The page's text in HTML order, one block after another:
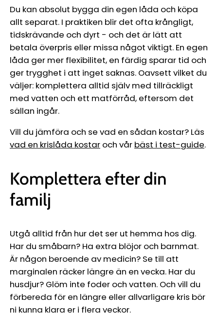
Du kan absolut bygga din egen låda och köpa
allt separat. I praktiken blir det ofta krångligt,
tidskrävande och dyrt - och det är lätt att
betala överpris eller missa något viktigt. En egen
låda ger mer flexibilitet, en färdig sparar tid och
ger trygghet i att inget saknas. Oavsett vilket du
väljer: komplettera alltid själv med tillräckligt
med vatten och ett matförråd, eftersom det
sällan ingår.
Vill du jämföra och se vad en sådan kostar? Läs
vad en krislåda kostar och vår bäst i test-guide.
Komplettera efter din
familj
Utgå alltid från hur det ser ut hemma hos dig.
Har du småbarn? Ha extra blöjor och barnmat.
Är någon beroende av medicin? Se till att
marginalen räcker längre än en vecka. Har du
husdjur? Glöm inte foder och vatten. Och vill du
förbereda för en längre eller allvarligare kris bör
ni kunna klara er i flera veckor.